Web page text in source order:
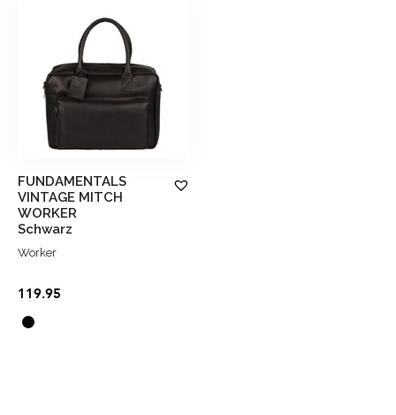
FUNDAMENTALS
VINTAGE MITCH
WORKER
Schwarz
Worker
119.95